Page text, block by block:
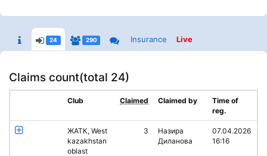
24 290 Insurance Live
Claims count(total 24)
Club Claimed Claimed by
Time of
reg.
ЖАТК, West
kazakhstan
oblast
3
Назира
Диланова
07.04.2026
16:16